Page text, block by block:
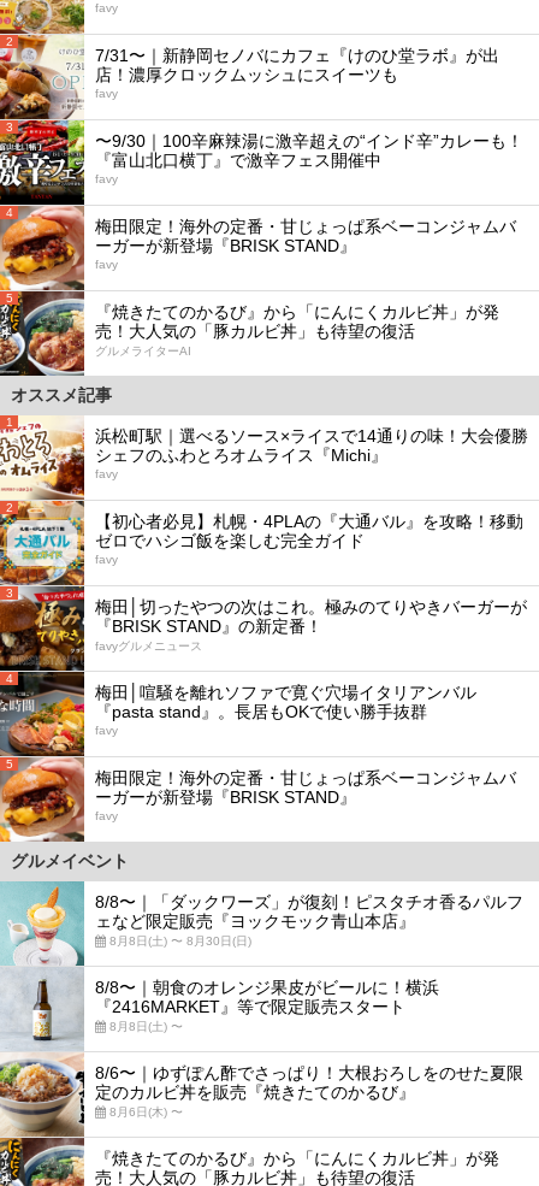
favy
2
7/31〜｜新静岡セノバにカフェ『けのひ堂ラボ』が出
店！濃厚クロックムッシュにスイーツも
favy
3
〜9/30｜100辛麻辣湯に激辛超えの“インド辛”カレーも！
『富山北口横丁』で激辛フェス開催中
favy
4
梅田限定！海外の定番・甘じょっぱ系ベーコンジャムバ
ーガーが新登場『BRISK STAND』
favy
5
『焼きたてのかるび』から「にんにくカルビ丼」が発
売！大人気の「豚カルビ丼」も待望の復活
グルメライターAI
オススメ記事
1
浜松町駅｜選べるソース×ライスで14通りの味！大会優勝
シェフのふわとろオムライス『Michi』
favy
2
【初心者必見】札幌・4PLAの『大通バル』を攻略！移動
ゼロでハシゴ飯を楽しむ完全ガイド
favy
3
梅田│切ったやつの次はこれ。極みのてりやきバーガーが
『BRISK STAND』の新定番！
favyグルメニュース
4
梅田│喧騒を離れソファで寛ぐ穴場イタリアンバル
『pasta stand』。長居もOKで使い勝手抜群
favy
5
梅田限定！海外の定番・甘じょっぱ系ベーコンジャムバ
ーガーが新登場『BRISK STAND』
favy
グルメイベント
8/8〜｜「ダックワーズ」が復刻！ピスタチオ香るパルフ
ェなど限定販売『ヨックモック青山本店』
8月8日(土) 〜 8月30日(日)
8/8〜｜朝食のオレンジ果皮がビールに！横浜
『2416MARKET』等で限定販売スタート
8月8日(土) 〜
8/6〜｜ゆずぽん酢でさっぱり！大根おろしをのせた夏限
定のカルビ丼を販売『焼きたてのかるび』
8月6日(木) 〜
『焼きたてのかるび』から「にんにくカルビ丼」が発
売！大人気の「豚カルビ丼」も待望の復活